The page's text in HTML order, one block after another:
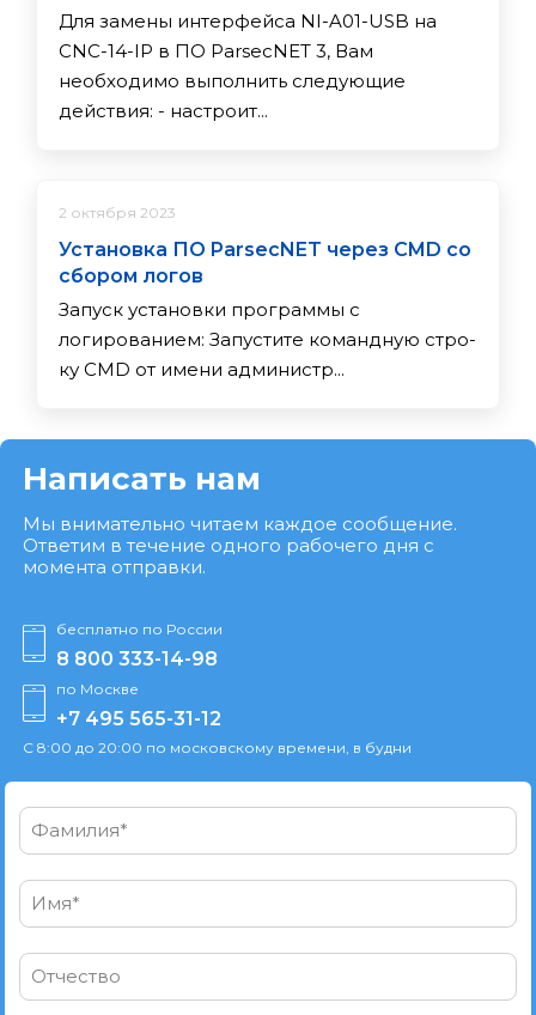
Для замены интерфейса NI-A01-USB на
CNC-14-IP в ПО ParsecNET 3, Вам
необходимо выполнить следующие
действия: - настроит...
2 октября 2023
Установка ПО ParsecNET через CMD со
сбором логов
Запуск установки программы с
логированием: За­пус­ти­те ко­ман­дную стро­
ку CMD от име­ни ад­ми­нис­тр...
Написать нам
Мы внимательно читаем каждое сообщение.
Ответим в течение одного рабочего дня с
момента отправки.
бесплатно по России
8 800 333-14-98
по Москве
+7 495 565-31-12
С 8:00 до 20:00 по московскому времени, в будни
Фамилия*
Имя*
Отчество